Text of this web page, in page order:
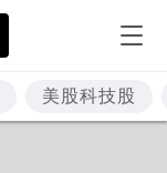
美股科技股